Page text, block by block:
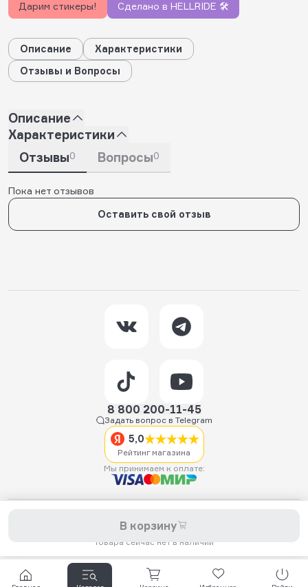
В корзину
Товара сейчас нет в наличии
Дарим стикеры! Сделано в HELLRIDE 🛠️
Описание
Характеристики
Отзывы и Вопросы
Описание
Характеристики
Отзывы0 Вопросы0
Пока нет отзывов
Оставить свой отзыв
8 800 200-11-45
Задать вопрос в Telegram
5,0
Рейтинг магазина
Мы принимаем к оплате:
самокатов, запчастей для самокатов, аксессуаров, экипировки,
одежды и обуви.